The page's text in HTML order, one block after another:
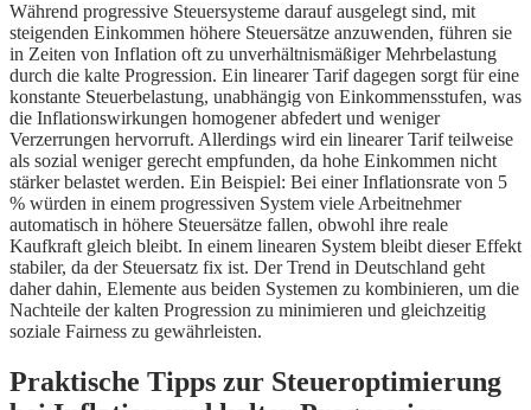
Während progressive Steuersysteme darauf ausgelegt sind, mit
steigenden Einkommen höhere Steuersätze anzuwenden, führen sie
in Zeiten von Inflation oft zu unverhältnismäßiger Mehrbelastung
durch die kalte Progression. Ein linearer Tarif dagegen sorgt für eine
konstante Steuerbelastung, unabhängig von Einkommensstufen, was
die Inflationswirkungen homogener abfedert und weniger
Verzerrungen hervorruft. Allerdings wird ein linearer Tarif teilweise
als sozial weniger gerecht empfunden, da hohe Einkommen nicht
stärker belastet werden. Ein Beispiel: Bei einer Inflationsrate von 5
% würden in einem progressiven System viele Arbeitnehmer
automatisch in höhere Steuersätze fallen, obwohl ihre reale
Kaufkraft gleich bleibt. In einem linearen System bleibt dieser Effekt
stabiler, da der Steuersatz fix ist. Der Trend in Deutschland geht
daher dahin, Elemente aus beiden Systemen zu kombinieren, um die
Nachteile der kalten Progression zu minimieren und gleichzeitig
soziale Fairness zu gewährleisten.
Praktische Tipps zur Steueroptimierung